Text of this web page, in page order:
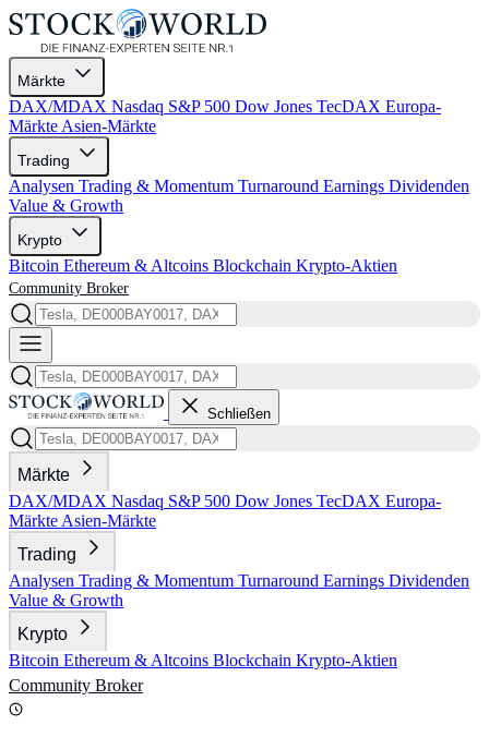
Märkte
DAX/MDAX Nasdaq S&P 500 Dow Jones TecDAX Europa-
Märkte Asien-Märkte
Trading
Analysen Trading & Momentum Turnaround Earnings Dividenden
Value & Growth
Krypto
Bitcoin Ethereum & Altcoins Blockchain Krypto-Aktien
Community Broker
Schließen
Märkte
DAX/MDAX Nasdaq S&P 500 Dow Jones TecDAX Europa-
Märkte Asien-Märkte
Trading
Analysen Trading & Momentum Turnaround Earnings Dividenden
Value & Growth
Krypto
Bitcoin Ethereum & Altcoins Blockchain Krypto-Aktien
Community Broker